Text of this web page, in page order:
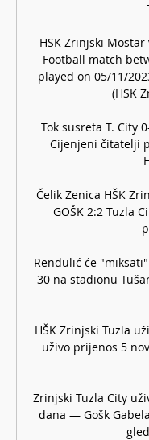
HSK Zrinjski Mostar
Football match
played on 05/11/
(HSK
Tok susreta T. City
Cijenjeni čitatelji
Čelik Zenica HŠK
GOŠK 2:2 Tuzla
Rendulić će
30 na stadionu
HŠK Zrinjski Tuzla
uživo prijenos 5
Zrinjski Tuzla City
dana — Gošk